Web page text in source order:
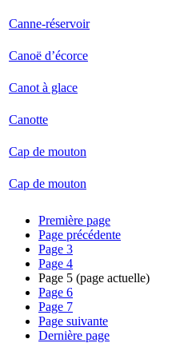
Canne-réservoir
Canoë d’écorce
Canot à glace
Canotte
Cap de mouton
Cap de mouton
Première page
Page précédente
Page 3
Page 4
Page 5 (page actuelle)
Page 6
Page 7
Page suivante
Dernière page